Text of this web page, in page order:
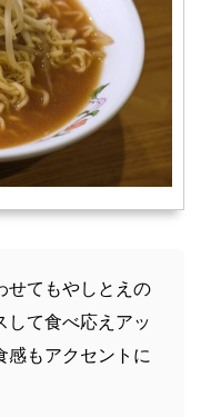
せてもやしとえの
して食べ応えアッ
感もアクセントに